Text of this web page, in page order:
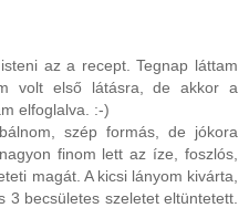
az a recept. Tegnap láttam
volt első látásra, de akkor a
elfoglalva. :-)
szép formás, de jókora
finom lett az íze, foszlós,
magát. A kicsi lányom kivárta,
3 becsületes szeletet eltüntetett.